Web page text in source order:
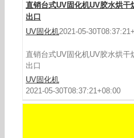
直销台式UV固化机UV胶水烘
出口
UV固化机2021-05-
直销台式UV固化机UV胶水烘
出口
UV固化机
2021-05-30T08:37:21+08:00